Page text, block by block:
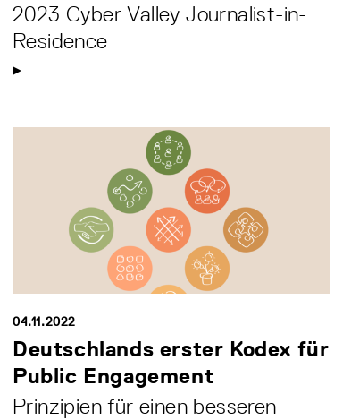
2023 Cyber Valley Journalist-in-
Residence
04.11.2022
Deutschlands erster Kodex für
Public Engagement
Prinzipien für einen besseren